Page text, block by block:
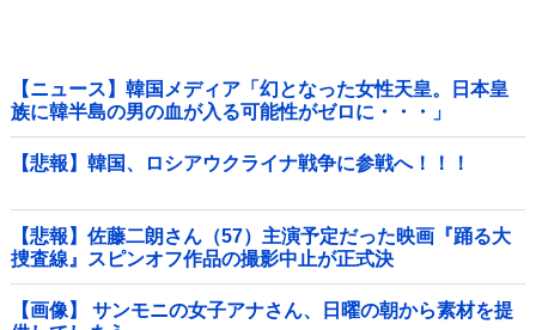
【ニュース】韓国メディア「幻となった女性天皇。日本皇
族に韓半島の男の血が入る可能性がゼロに・・・」
【悲報】韓国、ロシアウクライナ戦争に参戦へ！！！
【悲報】佐藤二朗さん（57）主演予定だった映画『踊る大
捜査線』スピンオフ作品の撮影中止が正式決
定・・・・・・・・・他
【画像】 サンモニの女子アナさん、日曜の朝から素材を提